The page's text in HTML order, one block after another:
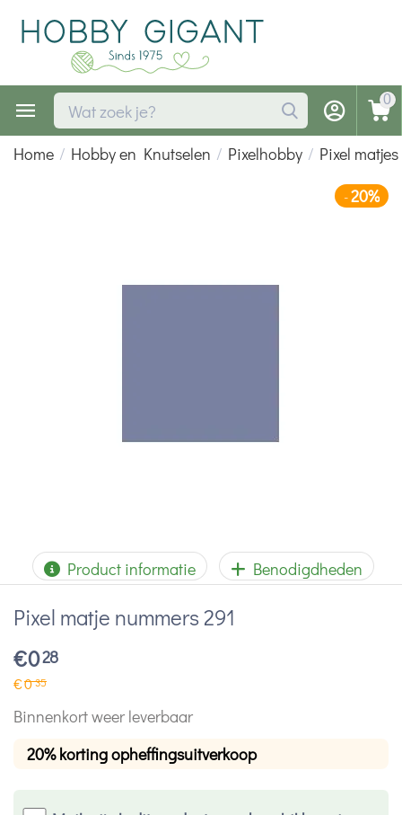
0
Home / Hobby en Knutselen / Pixelhobby / Pixel matjes
-20%
Product informatie Benodigdheden
Pixel matje nummers 291
€028
€035
Binnenkort weer leverbaar
20% korting opheffingsuitverkoop